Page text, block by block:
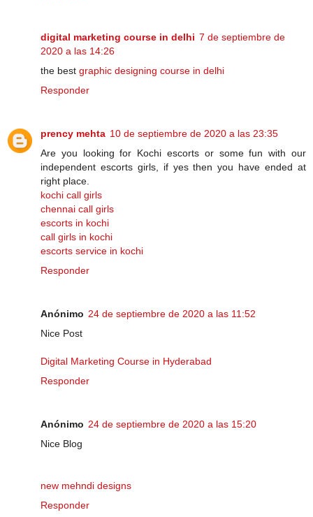
digital marketing course in delhi 7 de septiembre de
2020 a las 14:26
the best graphic designing course in delhi
Responder
prency mehta 10 de septiembre de 2020 a las 23:35
Are you looking for Kochi escorts or some fun with our
independent escorts girls, if yes then you have ended at
right place.
kochi call girls
chennai call girls
escorts in kochi
call girls in kochi
escorts service in kochi
Responder
Anónimo 24 de septiembre de 2020 a las 11:52
Nice Post
Digital Marketing Course in Hyderabad
Responder
Anónimo 24 de septiembre de 2020 a las 15:20
Nice Blog
new mehndi designs
Responder